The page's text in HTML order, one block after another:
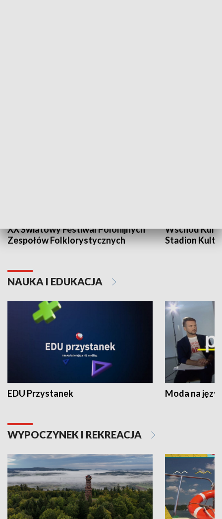
XX Światowy Festiwal Polonijnych
Zespołów Folklorystycznych
Wschód
Stadion
NAUKA I EDUKACJA
EDU Przystanek Moda na
WYPOCZYNEK I REKREACJA